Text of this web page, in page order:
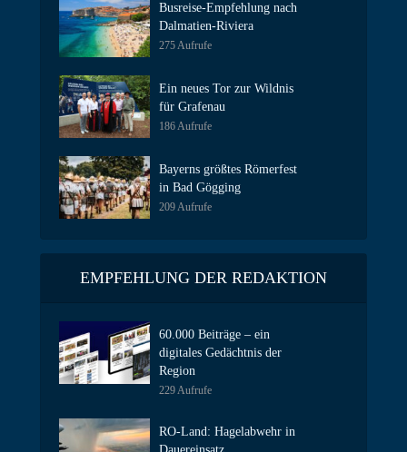
Busreise-Empfehlung nach
Dalmatien-Riviera
275 Aufrufe
Ein neues Tor zur Wildnis
für Grafenau
186 Aufrufe
Bayerns größtes Römerfest
in Bad Gögging
209 Aufrufe
EMPFEHLUNG DER REDAKTION
60.000 Beiträge – ein
digitales Gedächtnis der
Region
229 Aufrufe
RO-Land: Hagelabwehr in